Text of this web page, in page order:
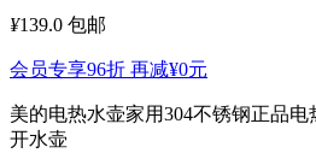
¥139.0 包邮
会员专享96折 再减¥0元
美的电热水壶家用304不锈钢正品
开水壶